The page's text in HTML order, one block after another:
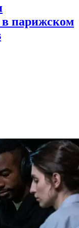
в парижском